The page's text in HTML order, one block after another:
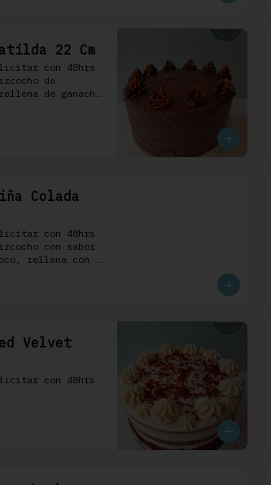
22 Cm
con 48hrs
de
de ganache
chocolate.
Colada
con 48hrs
con sabor
rellena con
con
Velvet
con 48hrs